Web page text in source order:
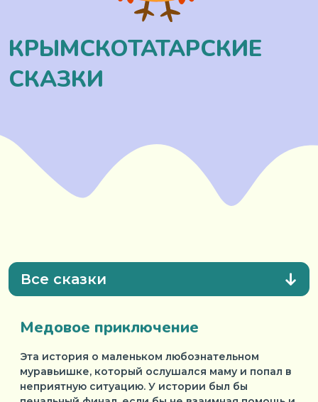
КРЫМСКОТАТАРСКИЕ
СКАЗКИ
Все сказки
Медовое приключение
Эта история о маленьком любознательном
муравьишке, который ослушался маму и попал в
неприятную ситуацию. У истории был бы